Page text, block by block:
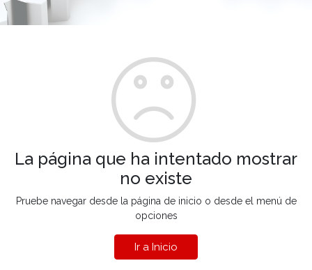
La página que ha intentado mostrar
no existe
Pruebe navegar desde la página de inicio o desde el menú de
opciones
Ir a Inicio